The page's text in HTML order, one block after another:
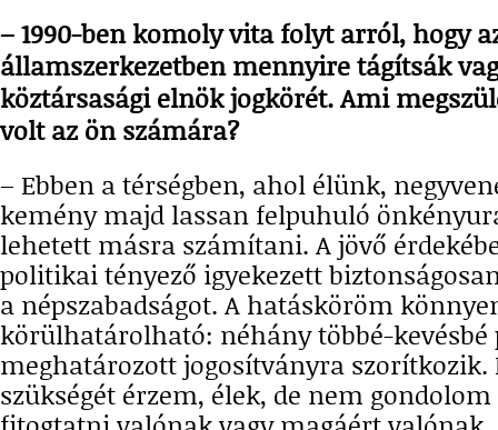
– 1990-ben komoly vita folyt arról, hogy
államszerkezetben mennyire tágítsák
köztársasági elnök jogkörét. Ami
volt az ön számára?
– Ebben a térségben, ahol élünk,
kemény majd lassan felpuhuló
lehetett másra számítani. A jövő
politikai tényező igyekezett
a népszabadságot. A hatásköröm
körülhatárolható: néhány többé-kevésbé
meghatározott jogosítványra szorítkozik.
szükségét érzem, élek, de nem